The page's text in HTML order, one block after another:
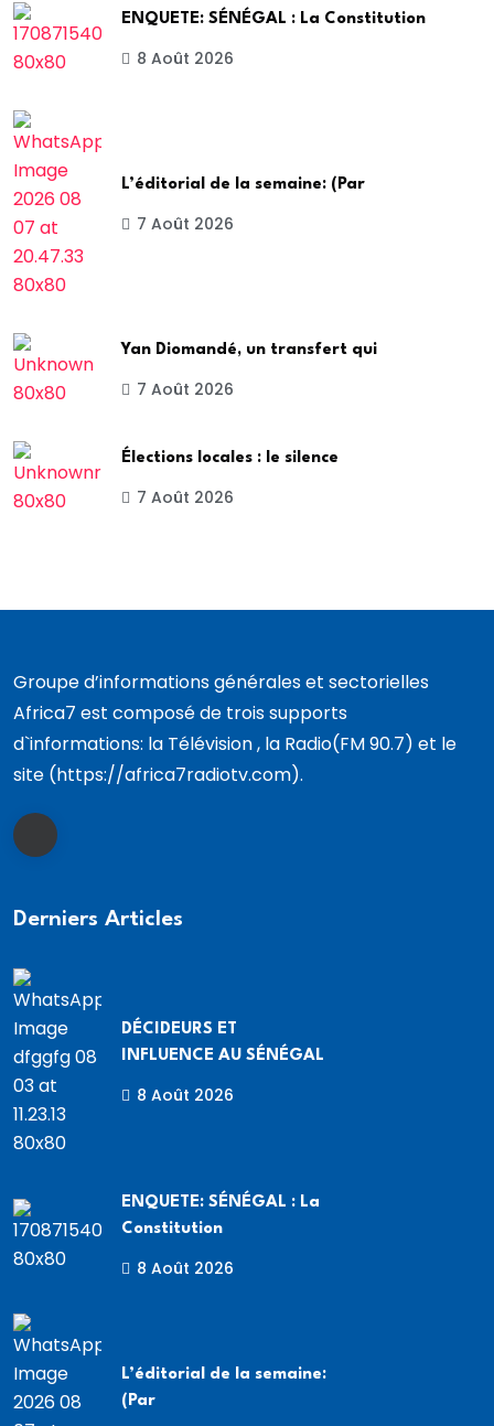
ENQUETE: SÉNÉGAL : La Constitution
8 Août 2026
L’éditorial de la semaine: (Par
7 Août 2026
Yan Diomandé, un transfert qui
7 Août 2026
Élections locales : le silence
7 Août 2026
Groupe d’informations générales et sectorielles
Africa7 est composé de trois supports
d`informations: la Télévision , la Radio(FM 90.7) et le
site (https://africa7radiotv.com).
Derniers Articles
DÉCIDEURS ET
INFLUENCE AU SÉNÉGAL
8 Août 2026
ENQUETE: SÉNÉGAL : La
Constitution
8 Août 2026
L’éditorial de la semaine:
(Par